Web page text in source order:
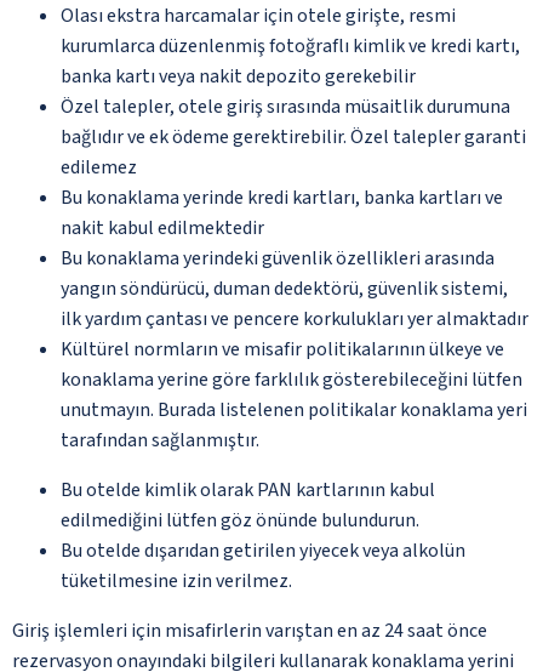
Olası ekstra harcamalar için otele girişte, resmi
kurumlarca düzenlenmiş fotoğraflı kimlik ve kredi kartı,
banka kartı veya nakit depozito gerekebilir
Özel talepler, otele giriş sırasında müsaitlik durumuna
bağlıdır ve ek ödeme gerektirebilir. Özel talepler garanti
edilemez
Bu konaklama yerinde kredi kartları, banka kartları ve
nakit kabul edilmektedir
Bu konaklama yerindeki güvenlik özellikleri arasında
yangın söndürücü, duman dedektörü, güvenlik sistemi,
ilk yardım çantası ve pencere korkulukları yer almaktadır
Kültürel normların ve misafir politikalarının ülkeye ve
konaklama yerine göre farklılık gösterebileceğini lütfen
unutmayın. Burada listelenen politikalar konaklama yeri
tarafından sağlanmıştır.
Bu otelde kimlik olarak PAN kartlarının kabul
edilmediğini lütfen göz önünde bulundurun.
Bu otelde dışarıdan getirilen yiyecek veya alkolün
tüketilmesine izin verilmez.
Giriş işlemleri için misafirlerin varıştan en az 24 saat önce
rezervasyon onayındaki bilgileri kullanarak konaklama yerini